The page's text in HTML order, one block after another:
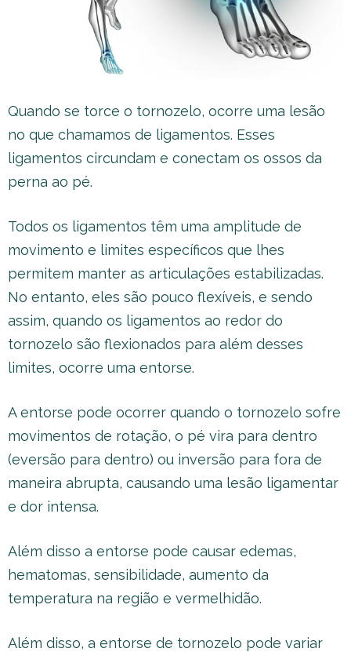
Quando se torce o tornozelo, ocorre uma lesão
no que chamamos de ligamentos. Esses
ligamentos circundam e conectam os ossos da
perna ao pé.
Todos os ligamentos têm uma amplitude de
movimento e limites específicos que lhes
permitem manter as articulações estabilizadas.
No entanto, eles são pouco flexíveis, e sendo
assim, quando os ligamentos ao redor do
tornozelo são flexionados para além desses
limites, ocorre uma entorse.
A entorse pode ocorrer quando o tornozelo sofre
movimentos de rotação, o pé vira para dentro
(eversão para dentro) ou inversão para fora de
maneira abrupta, causando uma lesão ligamentar
e dor intensa.
Além disso a entorse pode causar edemas,
hematomas, sensibilidade, aumento da
temperatura na região e vermelhidão.
Além disso, a entorse de tornozelo pode variar